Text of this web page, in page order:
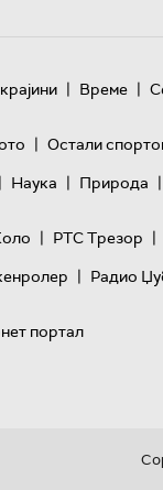
| Време |
| Остали
| Наука | Природа |
| РТС Трезор |
| Радио
портал